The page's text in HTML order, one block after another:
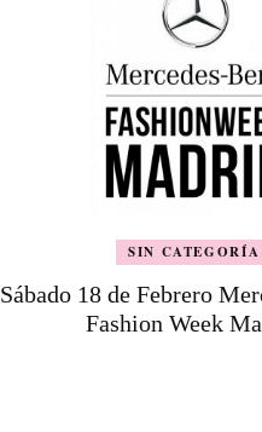
SIN CATEGORÍA
Sábado 18 de Febrero
Fashion Week